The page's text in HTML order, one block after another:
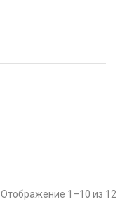
Отображение 1–10 из 12